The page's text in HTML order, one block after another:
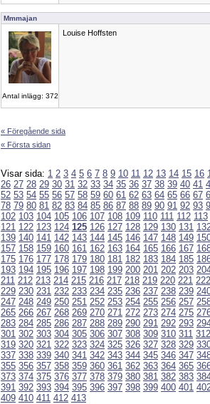
Mmmajan
Antal inlägg: 372
Louise Hoffsten
« Föregående sida
« Första sidan
Visar sida: 1 2 3 4 5 6 7 8 9 10 11 12 13 14 15 16
26 27 28 29 30 31 32 33 34 35 36 37 38 39 40 41
52 53 54 55 56 57 58 59 60 61 62 63 64 65 66 67
78 79 80 81 82 83 84 85 86 87 88 89 90 91 92 93
102 103 104 105 106 107 108 109 110 111 112 113
121 122 123 124 125 126 127 128 129 130 131
139 140 141 142 143 144 145 146 147 148 149
157 158 159 160 161 162 163 164 165 166 167
175 176 177 178 179 180 181 182 183 184 185
193 194 195 196 197 198 199 200 201 202 203
211 212 213 214 215 216 217 218 219 220 221 222
229 230 231 232 233 234 235 236 237 238 239
247 248 249 250 251 252 253 254 255 256 257
265 266 267 268 269 270 271 272 273 274 275
283 284 285 286 287 288 289 290 291 292 293
301 302 303 304 305 306 307 308 309 310 311 312
319 320 321 322 323 324 325 326 327 328 329
337 338 339 340 341 342 343 344 345 346 347
355 356 357 358 359 360 361 362 363 364 365
373 374 375 376 377 378 379 380 381 382 383
391 392 393 394 395 396 397 398 399 400 401
409 410 411 412 413